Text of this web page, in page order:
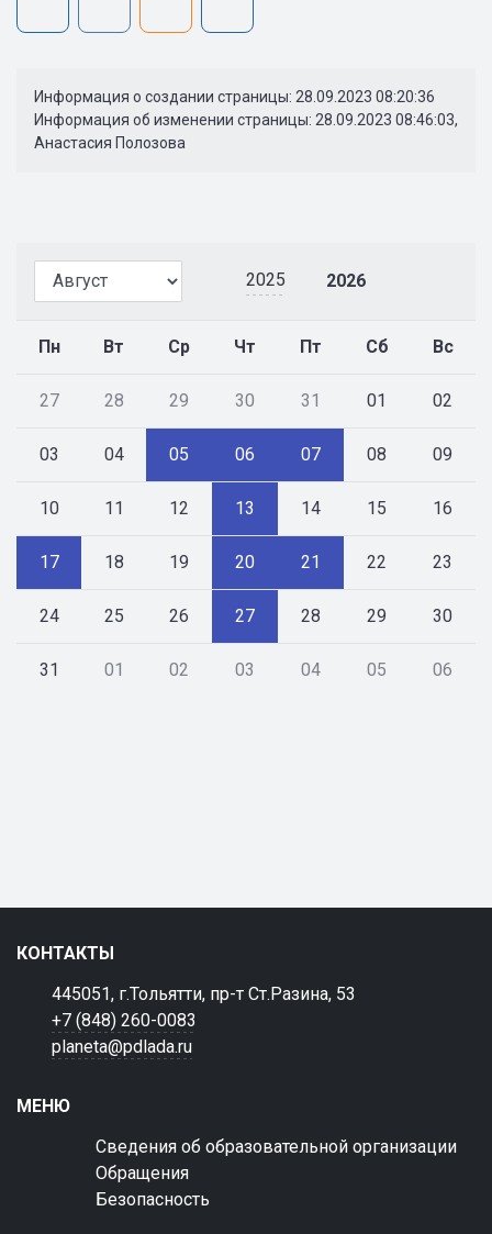
2025 2026
Пн Вт Ср Чт Пт Сб Вс
27 28 29 30 31 01 02
03 04 05 06 07 08 09
10 11 12 13 14 15 16
17 18 19 20 21 22 23
24 25 26 27 28 29 30
31 01 02 03 04 05 06
Информация о создании страницы: 28.09.2023 08:20:36
Информация об изменении страницы: 28.09.2023 08:46:03,
Анастасия Полозова
КОНТАКТЫ
445051, г.Тольятти, пр-т Ст.Разина, 53
+7 (848) 260-0083
planeta@pdlada.ru
МЕНЮ
Сведения об образовательной организации
Обращения
Безопасность